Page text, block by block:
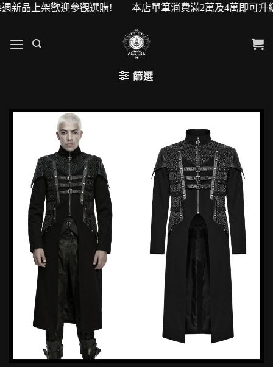
歡迎參觀選購! 本店單筆消費滿2萬及4萬即可升級VIP
篩選